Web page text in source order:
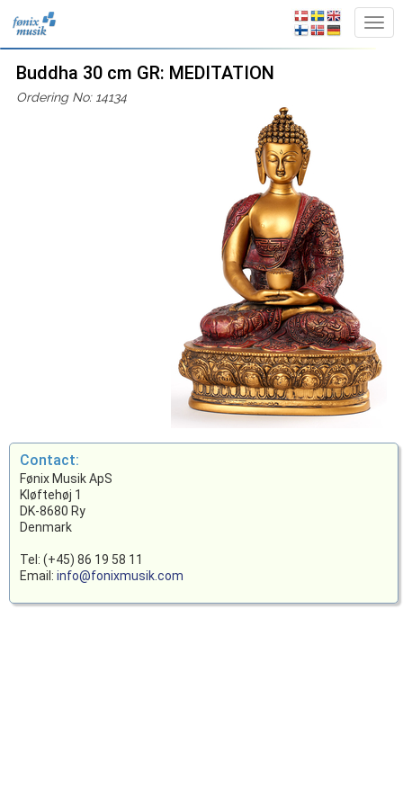
Buddha 30 cm GR: MEDITATION
Ordering No: 14134
Contact:
Fønix Musik ApS
Kløftehøj 1
DK-8680 Ry
Denmark
Tel: (+45) 86 19 58 11
Email: info@fonixmusik.com